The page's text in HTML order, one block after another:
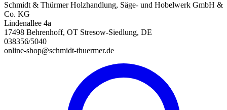
Schmidt & Thürmer Holzhandlung, Säge- und Hobelwerk GmbH &
Co. KG
Lindenallee 4a
17498 Behrenhoff, OT Stresow-Siedlung, DE
038356/5040
online-shop@schmidt-thuermer.de